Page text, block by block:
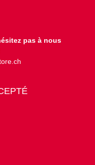
pas à nous